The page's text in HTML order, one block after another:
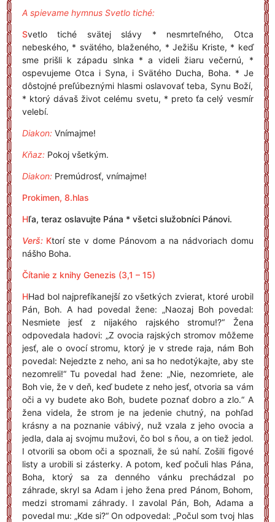
A spievame hymnus Svetlo tiché:
Svetlo tiché svätej slávy * nesmrteľného, Otca
nebeského, * svätého, blaženého, * Ježišu Kriste, * keď
sme prišli k západu slnka * a videli žiaru večernú, *
ospevujeme Otca i Syna, i Svätého Ducha, Boha. * Je
dôstojné preľúbeznými hlasmi oslavovať teba, Synu Boží,
* ktorý dávaš život celému svetu, * preto ťa celý vesmír
velebí.
Diakon:Vnímajme!
Kňaz:Pokoj všetkým.
Diakon:Premúdrosť, vnímajme!
Prokimen, 8.hlas
Hľa, teraz oslavujte Pána * všetci služobníci Pánovi.
Verš: Ktorí ste v dome Pánovom a na nádvoriach domu
nášho Boha.
Čítanie z knihy Genezis (3,1 – 15)
HHad bol najprefíkanejší zo všetkých zvierat, ktoré urobil
Pán, Boh. A had povedal žene: „Naozaj Boh povedal:
Nesmiete jesť z nijakého rajského stromu!?“ Žena
odpovedala hadovi: „Z ovocia rajských stromov môžeme
jesť, ale o ovocí stromu, ktorý je v strede raja, nám Boh
povedal: Nejedzte z neho, ani sa ho nedotýkajte, aby ste
nezomreli!“ Tu povedal had žene: „Nie, nezomriete, ale
Boh vie, že v deň, keď budete z neho jesť, otvoria sa vám
oči a vy budete ako Boh, budete poznať dobro a zlo.“ A
žena videla, že strom je na jedenie chutný, na pohľad
krásny a na poznanie vábivý, nuž vzala z jeho ovocia a
jedla, dala aj svojmu mužovi, čo bol s ňou, a on tiež jedol.
I otvorili sa obom oči a spoznali, že sú nahí. Zošili figové
listy a urobili si zásterky. A potom, keď počuli hlas Pána,
Boha, ktorý sa za denného vánku prechádzal po
záhrade, skryl sa Adam i jeho žena pred Pánom, Bohom,
medzi stromami záhrady. I zavolal Pán, Boh, Adama a
povedal mu: „Kde si?“ On odpovedal: „Počul som tvoj hlas